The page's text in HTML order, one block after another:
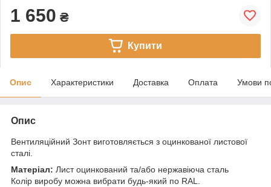
1 650 ₴
Купити
Опис Характеристики Доставка Оплата Умови
Опис
Вентиляційний Зонт виготовляється з оцинкованої листової
сталі.
Матеріал: Лист оцинкований та/або нержавіюча сталь
Колір виробу можна вибрати будь-який по RAL.